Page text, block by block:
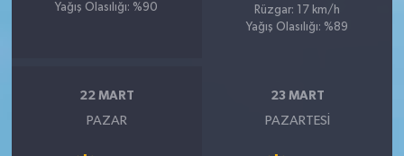
Yağış Olasılığı: %90
Rüzgar: 17 km/h
Yağış Olasılığı: %89
22 MART
PAZAR
23 MART
PAZARTESI